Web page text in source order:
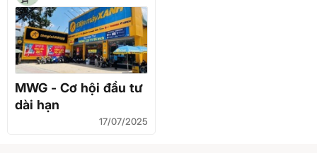
MWG - Cơ hội đầu tư
dài hạn
17/07/2025